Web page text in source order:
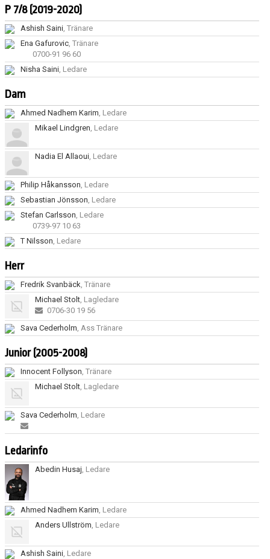
P 7/8 (2019-2020)
Ashish Saini, Tränare
Ena Gafurovic, Tränare
0700-91 96 60
Nisha Saini, Ledare
Dam
Ahmed Nadhem Karim, Ledare
Mikael Lindgren, Ledare
Nadia El Allaoui, Ledare
Philip Håkansson, Ledare
Sebastian Jönsson, Ledare
Stefan Carlsson, Ledare
0739-97 10 63
T Nilsson, Ledare
Herr
Fredrik Svanbäck, Tränare
Michael Stolt, Lagledare
0706-30 19 56
Sava Cederholm, Ass Tränare
Junior (2005-2008)
Innocent Follyson, Tränare
Michael Stolt, Lagledare
Sava Cederholm, Ledare
Ledarinfo
Abedin Husaj, Ledare
Ahmed Nadhem Karim, Ledare
Anders Ullström, Ledare
Ashish Saini, Ledare